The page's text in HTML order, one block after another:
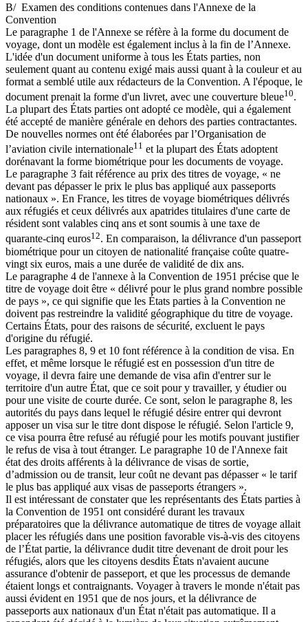
B/ Examen des conditions contenues dans l'Annexe de la
Convention
Le paragraphe 1 de l'Annexe se réfère à la forme du document de
voyage, dont un modèle est également inclus à la fin de l’Annexe.
L'idée d'un document uniforme à tous les États parties, non
seulement quant au contenu exigé mais aussi quant à la couleur et au
format a semblé utile aux rédacteurs de la Convention. A l'époque, le
document prenait la forme d'un livret, avec une couverture bleue10.
La plupart des États parties ont adopté ce modèle, qui a également
été accepté de manière générale en dehors des parties contractantes.
De nouvelles normes ont été élaborées par l’Organisation de
l’aviation civile internationale11 et la plupart des États adoptent
dorénavant la forme biométrique pour les documents de voyage.
Le paragraphe 3 fait référence au prix des titres de voyage, « ne
devant pas dépasser le prix le plus bas appliqué aux passeports
nationaux ». En France, les titres de voyage biométriques délivrés
aux réfugiés et ceux délivrés aux apatrides titulaires d'une carte de
résident sont valables cinq ans et sont soumis à une taxe de
quarante-cinq euros12. En comparaison, la délivrance d'un passeport
biométrique pour un citoyen de nationalité française coûte quatre-
vingt six euros, mais a une durée de validité de dix ans.
Le paragraphe 4 de l'annexe à la Convention de 1951 précise que le
titre de voyage doit être « délivré pour le plus grand nombre possible
de pays », ce qui signifie que les États parties à la Convention ne
doivent pas restreindre la validité géographique du titre de voyage.
Certains États, pour des raisons de sécurité, excluent le pays
d'origine du réfugié.
Les paragraphes 8, 9 et 10 font référence à la condition de visa. En
effet, et même lorsque le réfugié est en possession d'un titre de
voyage, il devra faire une demande de visa afin d'entrer sur le
territoire d'un autre État, que ce soit pour y travailler, y étudier ou
pour une visite de courte durée. Ce sont, selon le paragraphe 8, les
autorités du pays dans lequel le réfugié désire entrer qui devront
apposer un visa sur le titre dont dispose le réfugié. Selon l'article 9,
ce visa pourra être refusé au réfugié pour les motifs pouvant justifier
le refus de visa à tout étranger. Le paragraphe 10 de l'Annexe fait
état des droits afférents à la délivrance de visas de sortie,
d’admission ou de transit, leur coût ne devant pas dépasser « le tarif
le plus bas appliqué aux visas de passeports étrangers ».
Il est intéressant de constater que les représentants des États parties à
la Convention de 1951 ont considéré durant les travaux
préparatoires que la délivrance automatique de titres de voyage allait
placer les réfugiés dans une position favorable vis-à-vis des citoyens
de l’État partie, la délivrance dudit titre devenant de droit pour les
réfugiés, alors que les citoyens desdits États n'avaient aucune
assurance d'obtenir de passeport, et que les processus de demande
étaient longs et contraignants. Voyager à travers le monde n'était pas
aussi évident en 1951 que de nos jours, et la délivrance de
passeports aux nationaux d'un État n'était pas automatique. Il a